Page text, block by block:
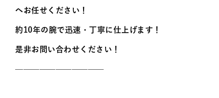
へお任せください！
約10年の腕で迅速・丁寧に仕上げます！
是非お問い合わせください！
———————————